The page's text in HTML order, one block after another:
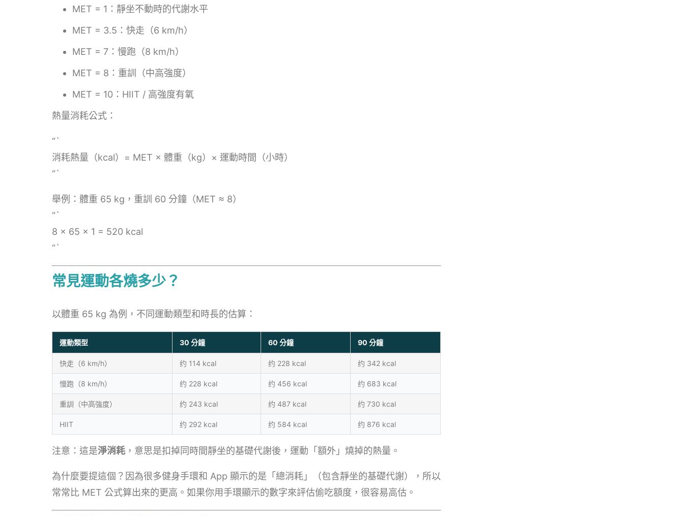
MET = 1：靜坐不動時的代謝水平
MET = 3.5：快走（6 km/h）
MET = 7：慢跑（8 km/h）
MET = 8：重訓（中高強度）
MET = 10：HIIT / 高強度有氧
熱量消耗公式：
“`
消耗熱量（kcal）= MET × 體重（kg）× 運動時間（小時）
“`
舉例：體重 65 kg，重訓 60 分鐘（MET ≈ 8）
“`
8 × 65 × 1 = 520 kcal
“`
常見運動各燒多少？
以體重 65 kg 為例，不同運動類型和時長的估算：
運動類型 30 分鐘 60 分鐘 90 分鐘
快走（6 km/h） 约 114 kcal 约 228 kcal 约 342 kcal
慢跑（8 km/h） 约 228 kcal 约 456 kcal 约 683 kcal
重訓（中高強度） 约 243 kcal 约 487 kcal 约 730 kcal
HIIT 约 292 kcal 约 584 kcal 约 876 kcal
注意：這是淨消耗 ，意思是扣掉同時間靜坐的基礎代謝後，運動「額外」燒掉的熱量。
為什麼要提這個？因為很多健身手環和 App 顯示的是「總消耗」（包含靜坐的基礎代謝），所以
常常比 MET 公式算出來的更高。如果你用手環顯示的數字來評估偷吃額度，很容易高估。